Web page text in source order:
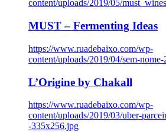
content/uploads/2019/05/
MUST – Fermenting Ideas
https://www.ruadebaixo.com/wp-
content/uploads/2019/04/sem-
L’Origine by Chakall
https://www.ruadebaixo.com/wp-
content/uploads/2019/03/uber-
-335x256.jpg